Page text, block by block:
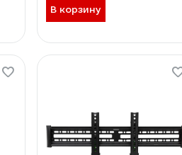
В корзину